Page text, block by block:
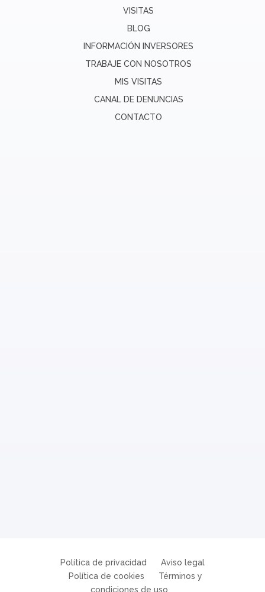
VISITAS
BLOG
INFORMACIÓN INVERSORES
TRABAJE CON NOSOTROS
MIS VISITAS
CANAL DE DENUNCIAS
CONTACTO
Política de privacidad
Aviso legal
Política de cookies
Términos y
condiciones de uso